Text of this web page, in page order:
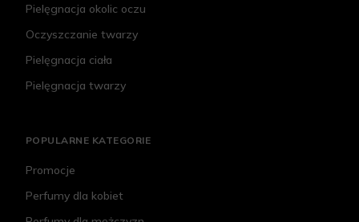
Pielęgnacja okolic oczu
Oczyszczanie twarzy
Pielęgnacja ciała
Pielęgnacja twarzy
POPULARNE KATEGORIE
Promocje
Perfumy dla kobiet